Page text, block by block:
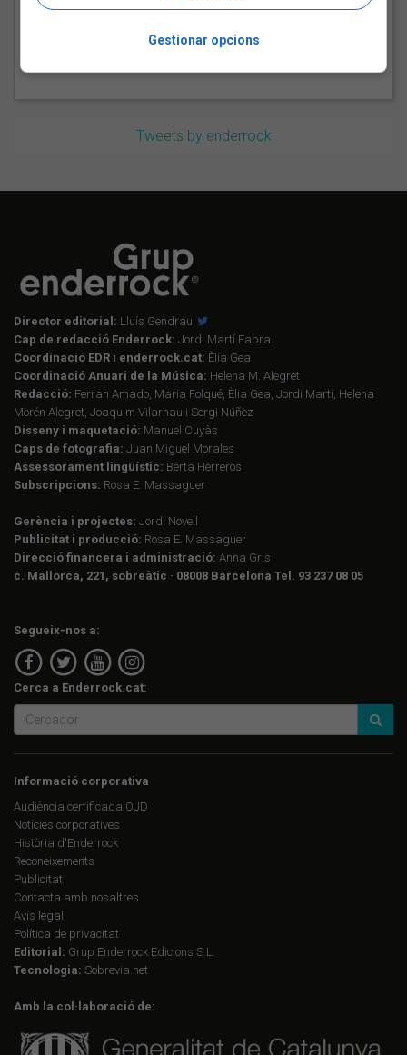
Tweets by enderrock
Director editorial: Lluís Gendrau
Cap de redacció Enderrock: Jordi Martí Fabra
Coordinació EDR i enderrock.cat: Èlia Gea
Coordinació Anuari de la Música: Helena M. Alegret
Redacció: Ferran Amado, Maria Folqué, Èlia Gea, Jordi Martí, Helena
Morén Alegret, Joaquim Vilarnau i Sergi Núñez
Disseny i maquetació: Manuel Cuyàs
Caps de fotografia: Juan Miguel Morales
Assessorament lingüístic: Berta Herreros
Subscripcions: Rosa E. Massaguer
Gerència i projectes: Jordi Novell
Publicitat i producció: Rosa E. Massaguer
Direcció financera i administració: Anna Gris
c. Mallorca, 221, sobreàtic · 08008 Barcelona Tel. 93 237 08 05
Segueix-nos a:
Cerca a Enderrock.cat:
Informació corporativa
Audiència certificada OJD
Notícies corporatives
Història d'Enderrock
Reconeixements
Publicitat
Contacta amb nosaltres
Avís legal
Política de privacitat
Editorial: Grup Enderrock Edicions S.L.
Tecnologia: Sobrevia.net
Amb la col·laboració de:
Gestionar opcions